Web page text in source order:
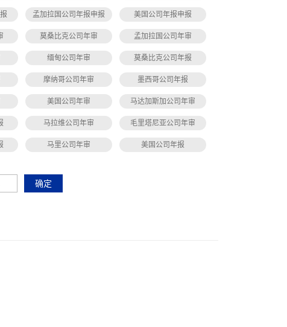
孟加拉国公司年报申报 美国公司年报申报
莫桑比克公司年审 孟加拉国公司年审
缅甸公司年审 莫桑比克公司年报
摩纳哥公司年审 墨西哥公司年报
美国公司年审 马达加斯加公司年审
马拉维公司年审 毛里塔尼亚公司年审
马里公司年审 美国公司年报
确定